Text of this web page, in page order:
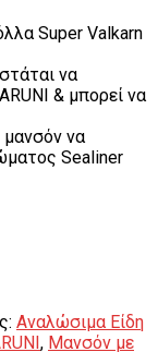
Super Valkarn
να
& μπορεί να
μανσόν να
Sealiner
Αναλώσιμα Είδη
, Μανσόν με